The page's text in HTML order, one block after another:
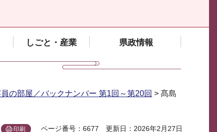
しごと・産業 県政情報
の部屋／バックナンバー 第1回～第20回 > 髙島
印刷 ページ番号：6677 更新日：2026年2月27日